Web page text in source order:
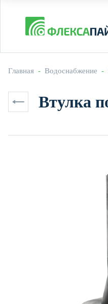
Главная - Водоснабжение -
Втулка